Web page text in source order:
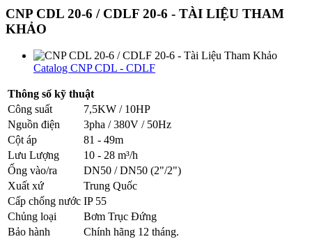
CNP CDL 20-6 / CDLF 20-6 - TÀI LIỆU THAM
KHẢO
Catalog CNP CDL - CDLF
Thông số kỹ thuật
Công suất
7,5KW / 10HP
Nguồn điện
3pha / 380V / 50Hz
Cột áp
81 - 49m
Lưu Lượng
10 - 28 m³/h
Ống vào/ra
DN50 / DN50 (2"/2")
Xuất xứ
Trung Quốc
Cấp chống nước IP 55
Chủng loại
Bơm Trục Đứng
Bảo hành
Chính hãng 12 tháng.